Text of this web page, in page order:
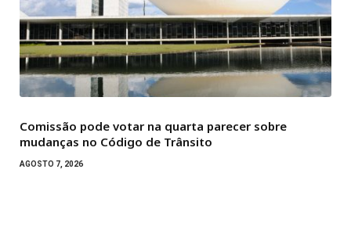
Comissão pode votar na quarta parecer sobre
mudanças no Código de Trânsito
AGOSTO 7, 2026